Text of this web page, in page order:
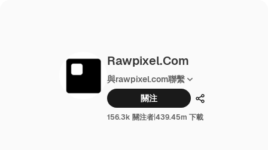
Rawpixel.com
與rawpixel.com聯繫
關注
分享
156.3k 關注者|439.45m 下載